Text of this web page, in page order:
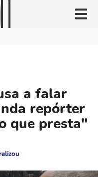
a falar
repórter
que presta"